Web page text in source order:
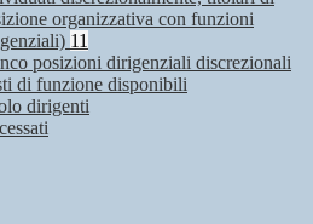
organizzativa con funzioni
11
posizioni dirigenziali discrezionali
di funzione disponibili
dirigenti